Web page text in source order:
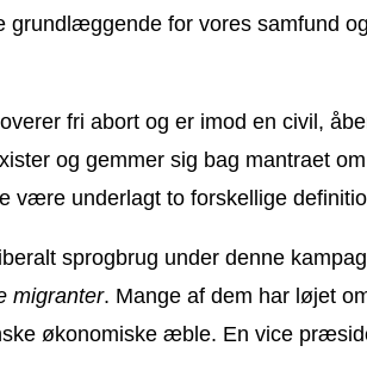
for vores samfund
fri abort og er imod en civil,
og gemmer sig bag mantraet
være underlagt to forskellige
sprogbrug under denne
migranter. Mange af dem har løjet
økonomiske æble. En vice